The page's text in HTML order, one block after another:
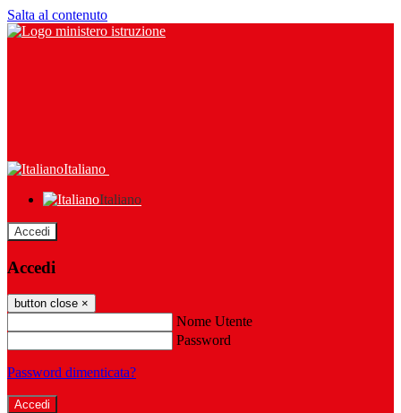
Salta al contenuto
Italiano
Italiano
Accedi
Accedi
button close ×
Nome Utente
Password
Password dimenticata?